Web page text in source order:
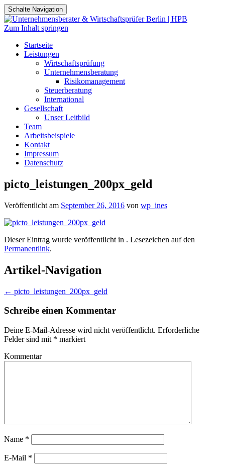
Schalte Navigation
Zum Inhalt springen
Startseite
Leistungen
Wirtschaftsprüfung
Unternehmensberatung
Risikomanagement
Steuerberatung
International
Gesellschaft
Unser Leitbild
Team
Arbeitsbeispiele
Kontakt
Impressum
Datenschutz
picto_leistungen_200px_geld
Veröffentlicht am September 26, 2016 von wp_ines
Dieser Eintrag wurde veröffentlicht in . Lesezeichen auf den
Permanentlink.
Artikel-Navigation
← picto_leistungen_200px_geld
Schreibe einen Kommentar
Deine E-Mail-Adresse wird nicht veröffentlicht. Erforderliche
Felder sind mit * markiert
Kommentar
Name *
E-Mail *